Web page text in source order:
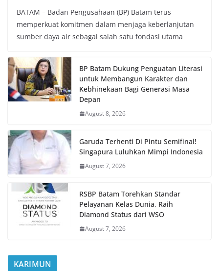
BATAM – Badan Pengusahaan (BP) Batam terus
memperkuat komitmen dalam menjaga keberlanjutan
sumber daya air sebagai salah satu fondasi utama
BP Batam Dukung Penguatan Literasi
untuk Membangun Karakter dan
Kebhinekaan Bagi Generasi Masa
Depan
August 8, 2026
Garuda Terhenti Di Pintu Semifinal!
Singapura Luluhkan Mimpi Indonesia
August 7, 2026
RSBP Batam Torehkan Standar
Pelayanan Kelas Dunia, Raih
Diamond Status dari WSO
August 7, 2026
KARIMUN